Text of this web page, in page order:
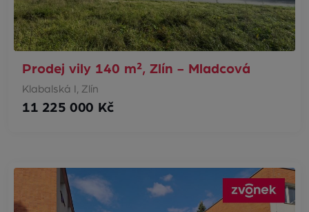
Prodej vily 140 m², Zlín - Mladcová
Klabalská I, Zlín
11 225 000 Kč